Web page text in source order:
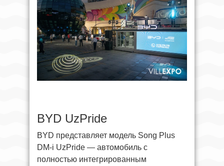
BYD UzPride
BYD представляет модель Song Plus
DM-i UzPride — автомобиль с
полностью интегрированным